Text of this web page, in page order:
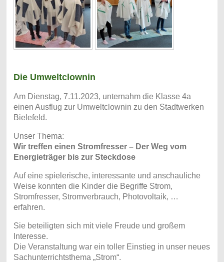
Die Umweltclownin
Am Dienstag, 7.11.2023, unternahm die Klasse 4a
einen Ausflug zur Umweltclownin zu den Stadtwerken
Bielefeld.
Unser Thema:
Wir treffen einen Stromfresser – Der Weg vom
Energieträger bis zur Steckdose
Auf eine spielerische, interessante und anschauliche
Weise konnten die Kinder die Begriffe Strom,
Stromfresser, Stromverbrauch, Photovoltaik, …
erfahren.
Sie beteiligten sich mit viele Freude und großem
Interesse.
Die Veranstaltung war ein toller Einstieg in unser neues
Sachunterrichtsthema „Strom“.